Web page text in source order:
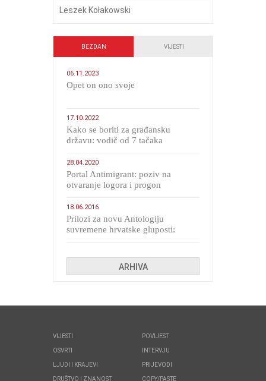
Leszek Kołakowski
BEZDAN VIJESTI
06.11.2023
​Opet on ono svoje
17.10.2022
Kako se boriti za građansku
državu: vodič od 7 tačaka
28.04.2020
Portal Antimigrant: poziv na
otvaranje logora i progon
18.06.2016
Prilozi za novu Antologiju
suvremene hrvatske gluposti:
ARHIVA
VIJESTI
OSVRTI
LJUDI I KRAJEVI
DRUŠTVO I ZNANOST
POVIJEST
INTERVJU
PRIJEVODI
COPY/PASTE